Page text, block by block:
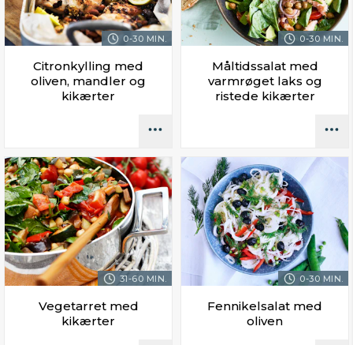
0-30 MIN.
Citronkylling med
oliven, mandler og
kikærter
0-30 MIN.
Måltidssalat med
varmrøget laks og
ristede kikærter
31-60 MIN.
Vegetarret med
kikærter
0-30 MIN.
Fennikelsalat med
oliven